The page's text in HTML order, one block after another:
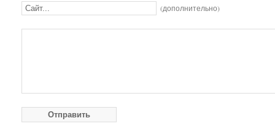
(дополнительно)